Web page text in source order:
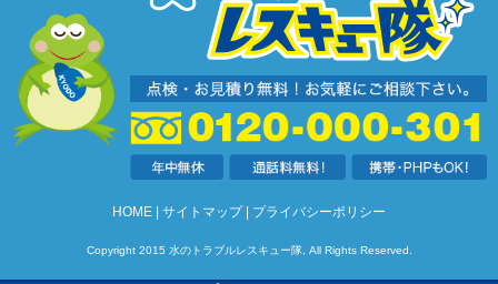
HOME サイトマップ プライバシーポリシー
Copyright 2015 水のトラブルレスキュー隊, All Rights Reserved.